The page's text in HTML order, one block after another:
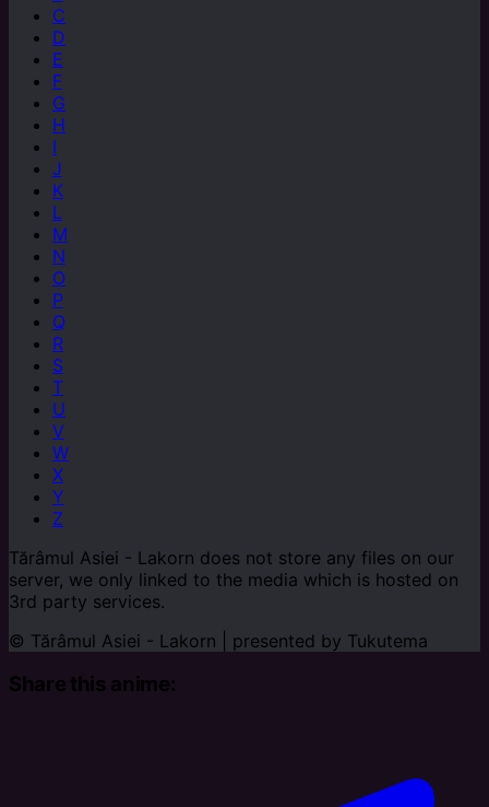
C
D
E
F
G
H
I
J
K
L
M
N
O
P
Q
R
S
T
U
V
W
X
Y
Z
Tărâmul Asiei - Lakorn does not store any files on our
server, we only linked to the media which is hosted on
3rd party services.
© Tărâmul Asiei - Lakorn | presented by Tukutema
Share this anime: